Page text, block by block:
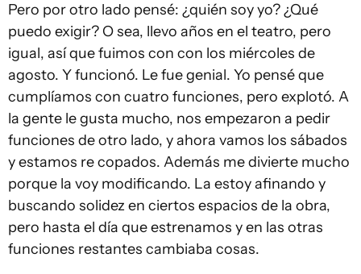
Pero por otro lado pensé: ¿quién soy yo? ¿Qué
puedo exigir? O sea, llevo años en el teatro, pero
igual, así que fuimos con con los miércoles de
agosto. Y funcionó. Le fue genial. Yo pensé que
cumplíamos con cuatro funciones, pero explotó. A
la gente le gusta mucho, nos empezaron a pedir
funciones de otro lado, y ahora vamos los sábados
y estamos re copados. Además me divierte mucho
porque la voy modificando. La estoy afinando y
buscando solidez en ciertos espacios de la obra,
pero hasta el día que estrenamos y en las otras
funciones restantes cambiaba cosas.